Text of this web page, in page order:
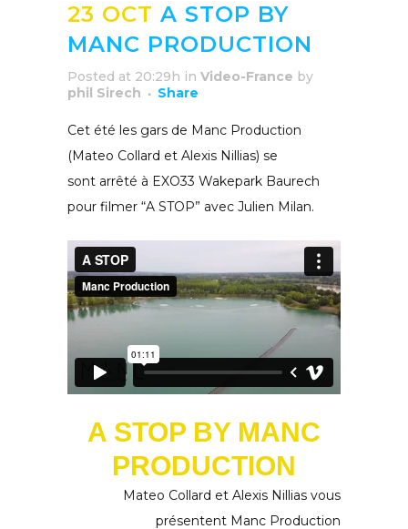
23 OCT A STOP BY
MANC PRODUCTION
Posted at 20:29h in Video-France by
phil Sirech
Share
Cet été les gars de Manc Production
(Mateo Collard et Alexis Nillias) se
sont arrêté à EXO33 Wakepark Baurech
pour filmer “A STOP” avec Julien Milan.
A STOP BY MANC
PRODUCTION
Mateo Collard et Alexis Nillias vous
présentent Manc Production